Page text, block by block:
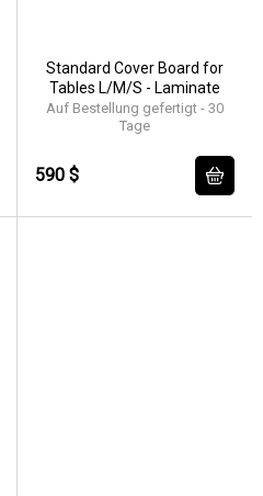
Standard Cover Board for
Tables L/M/S - Laminate
Auf Bestellung gefertigt - 30
Tage
590 $